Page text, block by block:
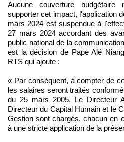
Aucune couverture
supporter cet impact, l'application
mars 2024 est suspendue à
27 mars 2024 accordant des
public national de la
est la décision de Pape Alé
RTS qui ajoute :
« Par conséquent, à compter de
les salaires seront traités
du 25 mars 2005. Le Directeur
Directeur du Capital Humain et le
Gestion sont chargés, chacun en
à une stricte application de la